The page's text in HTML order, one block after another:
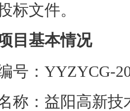
标文件。
目基本情况
号：YYZYCG-
称：益阳高新